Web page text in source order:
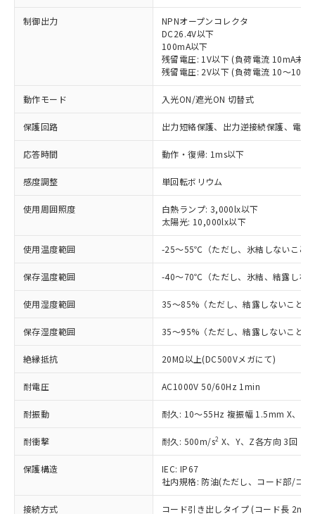
制御出力
NPNオープンコレクタ
DC26.4V以下
100mA以下
残留電圧: 1V以下 (負荷電流 10mA未満
残留電圧: 2V以下 (負荷電流 10～
動作モード 入光ON/遮光ON 切替式
保護回路 出力短絡保護、出力逆接続保護、電源
応答時間 動作・復帰: 1ms以下
感度調整 単回転ボリウム
使用周囲照度
白熱ランプ: 3,000lx以下
太陽光: 10,000lx以下
使用温度範囲 -25～55℃（ただし、氷結しないこと
保存温度範囲 -40～70℃（ただし、氷結、結露しな
使用湿度範囲 35～85%（ただし、結露しないこと）
保存湿度範囲 35～95%（ただし、結露しないこと）
絶縁抵抗 20MΩ以上(DC500Vメガにて)
耐電圧 AC1000V 50/60Hz 1min
耐振動 耐久: 10～55Hz 複振幅 1.5mm X、Y
耐衝撃 耐久: 500m/s2 X、Y、Z各方向 3回
保護構造
IEC: IP67
社内規格: 防油(ただし、コード部/コ
接続方式 コード引き出しタイプ (コード長 2m)
ご利用条件
以下の条件をお読みいただき、同意のうえ
ご利用ください。
本サービスは、当社制御機器事業取扱
商品の当社在庫状況および標準価格
(税抜)を提供させていただくもので
当社制御機器事業取扱商品の中には、
本サービスの対象外となる商品もある
在庫状況および標準価格照会結果は、
記載している更新日時点での社内デー
タに基づき作成されるものであり、閲
覧された時点での実際の在庫および標
準価格とは異なる場合があることをご
対応済み：EU RoHS指令（10物質）の
非含有に対応した製品が提供可能な商品で
対応予定：EU RoHS指令（10物質）の非含
有に対応した製品に切り替える予定のある
対応予定なし：EU RoHS指令（10物質）の
非含有に非対応の商品で、対応品を出す予
定はありません。
調査・確認中：EU RoHS指令（10物質）の
非含有の対応状況を調査中または確認中の
商品です。
非該当品：ライセンス料など無形物で、有
害物質有無と関係のない商品です。
仕入先様の事情により、非含有部品として
いたものが、含有品と判明した場合などや
むを得ず変更することがあります。
鉛(Pb) 1000ppm以下、 水銀(Hg) 1000ppm以下、 カド
類(PBB) 1000ppm以下、ポリ臭化ジフェニルエーテル類
※1 中国RoHS○×表
「○」：最大均質材料含有率が中国RoHSの
基準値以下であることを示します。
「×」：最大均質材料含有率が中国RoHSの
基準値を超えていることを示します。
「－」：未確認です。当社販売部門へお問
*中国RoHS10物質の基準値 (GB/T26572)：
Pb(鉛) :1000ppm、 Hg(水銀) : 1000ppm、 Cd(カドミウ
Cr(Ⅵ)(六価クロム) : 1000ppm、 PBBs(ポリ臭化ビフェ
当社は、これら貴社製品のうち、外国
為替および外国貿易法に定める商品
（以下｢規制貨物等」という）を輸出
または国外への提供する場合は、日本
国政府の輸出許可(または役務取引許
可)を取得するなどの必要な手続きを